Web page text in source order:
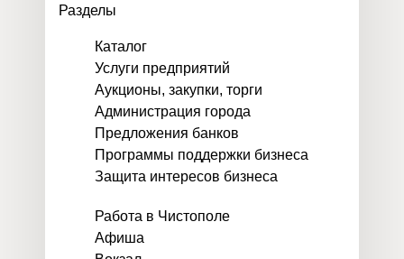
Разделы
Каталог
Услуги предприятий
Аукционы, закупки, торги
Администрация города
Предложения банков
Программы поддержки бизнеса
Защита интересов бизнеса
Работа в Чистополе
Афиша